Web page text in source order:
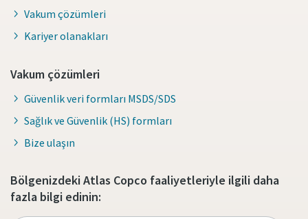
Vakum çözümleri
Kariyer olanakları
Vakum çözümleri
Güvenlik veri formları MSDS/SDS
Sağlık ve Güvenlik (HS) formları
Bize ulaşın
Bölgenizdeki Atlas Copco faaliyetleriyle ilgili daha
fazla bilgi edinin: